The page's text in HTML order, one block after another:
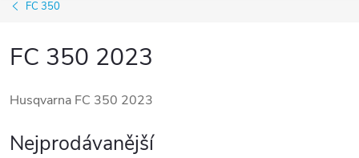
FC 350
FC 350 2023
Husqvarna FC 350 2023
Nejprodávanější